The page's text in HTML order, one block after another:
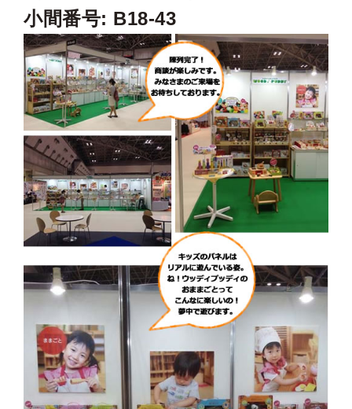
小間番号: B18-43